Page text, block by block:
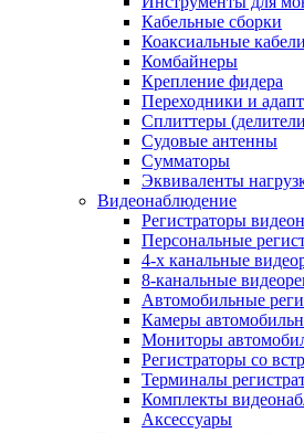
Кабельные сборки
Коаксиальные кабели
Комбайнеры
Крепление фидера
Переходники и
Сплиттеры
Судовые антенны
Сумматоры
Эквиваленты
Видеонаблюдение
Регистраторы
Персональные
4-х канальные
8-канальные
Автомобильные
Камеры
Мониторы
Регистраторы со
Терминалы
Комплекты
Аксессуары